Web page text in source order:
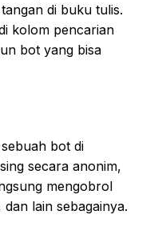
di buku tulis.
kolom pencarian
bot yang bisa
bot di
secara anonim,
mengobrol
lain sebagainya.